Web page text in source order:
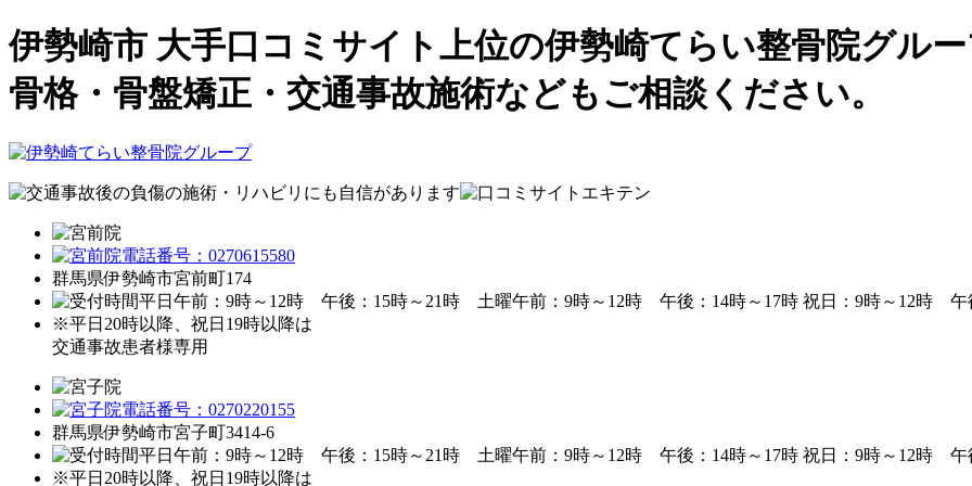
伊勢崎市 大手口コミサイト上位の伊勢崎てらい整骨院グル
骨格・骨盤矯正・交通事故施術などもご相談ください。
群馬県伊勢崎市宮前町174
※平日20時以降、祝日19時以降は
交通事故患者様専用
群馬県伊勢崎市宮子町3414-6
※平日20時以降、祝日19時以降は